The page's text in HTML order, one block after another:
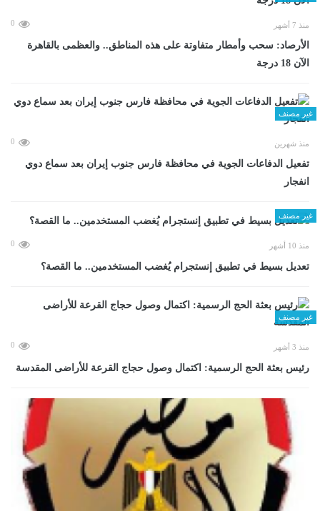
منذ 7 أشهر 0
الأرصاد: سحب وأمطار متفاوتة على هذه المناطق.. والعظمى بالقاهرة
الآن 18 درجة
غير مصنف
منذ شهرين 0
تفعيل الدفاعات الجوية في محافظة فارس جنوب إيران بعد سماع دوي
انفجار
غير مصنف
منذ 10 أشهر 0
تعديل بسيط في تطبيق إنستجرام يُغضب المستخدمين.. ما القصة؟
غير مصنف
منذ 3 أشهر 0
رئيس بعثة الحج الرسمية: اكتمال وصول حجاج القرعة للأراضى المقدسة